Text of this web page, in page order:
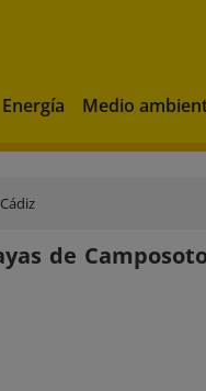
Energía Medio
Cádiz
de